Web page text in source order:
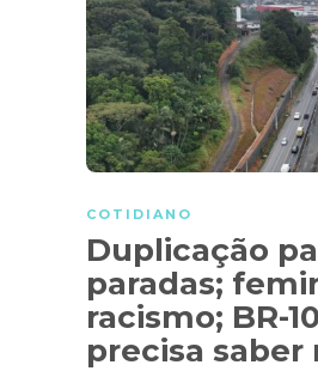
COTIDIANO
Duplicação
paradas;
racismo; BR-
precisa saber